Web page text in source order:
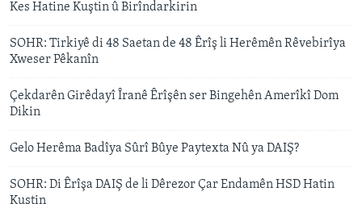
Kes Hatine Kuştin û Birîndarkirin
SOHR: Tirkiyê di 48 Saetan de 48 Êrîş li Herêmên Rêvebirîya
Xweser Pêkanîn
Çekdarên Girêdayî Îranê Êrîşên ser Bingehên Amerîkî Dom
Dikin
Gelo Herêma Badîya Sûrî Bûye Paytexta Nû ya DAIŞ?
SOHR: Di Êrîşa DAIŞ de li Dêrezor Çar Endamên HSD Hatin
Kuştin